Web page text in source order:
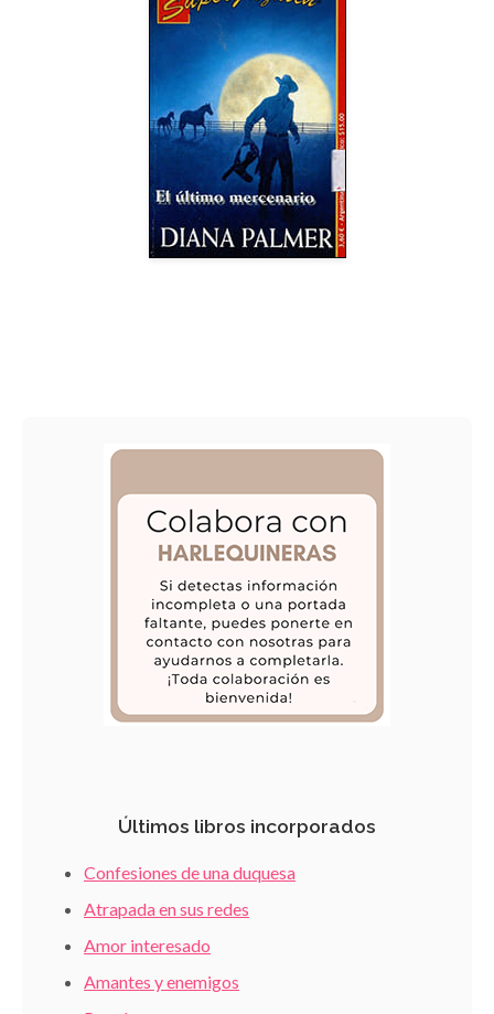
Últimos libros incorporados
Confesiones de una duquesa
Atrapada en sus redes
Amor interesado
Amantes y enemigos